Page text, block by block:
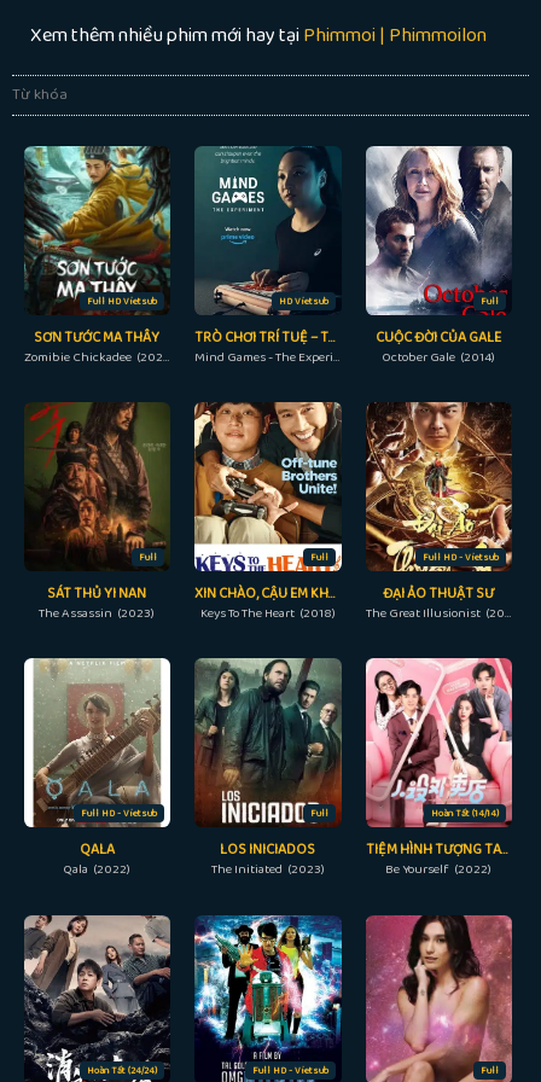
Xem thêm nhiều phim mới hay tạiPhimmoi | Phimmoilon
Từ khóa
Full HD Vietsub
SƠN TƯỚC MA THÂY
Zomibie Chickadee (2022)
HD Vietsub
TRÒ CHƠI TRÍ TUỆ – THỬ NGHIỆM
Mind Games - The Experiment (2023)
Full
CUỘC ĐỜI CỦA GALE
October Gale (2014)
Full
SÁT THỦ YI NAN
The Assassin (2023)
Full
XIN CHÀO, CẬU EM KHÁC NGƯỜI!
Keys To The Heart (2018)
Full HD - Vietsub
ĐẠI ẢO THUẬT SƯ
The Great Illusionist (2020)
Full HD - Vietsub
QALA
Qala (2022)
Full
LOS INICIADOS
The Initiated (2023)
Hoàn Tất (14/14)
TIỆM HÌNH TƯỢNG TAKE-AWAY
Be Yourself (2022)
Hoàn Tất (24/24) Full HD - Vietsub Full